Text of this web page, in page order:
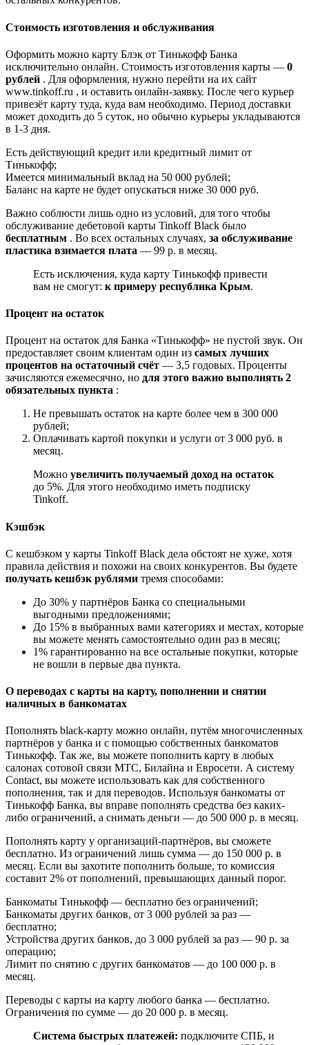
Стоимость изготовления и обслуживания
Оформить можно карту Блэк от Тинькофф Банка
исключительно онлайн. Стоимость изготовления карты — 0
рублей . Для оформления, нужно перейти на их сайт
www.tinkoff.ru , и оставить онлайн-заявку. После чего курьер
привезёт карту туда, куда вам необходимо. Период доставки
может доходить до 5 суток, но обычно курьеры укладываются
в 1-3 дня.
Есть действующий кредит или кредитный лимит от
Тинькофф;
Имеется минимальный вклад на 50 000 рублей;
Баланс на карте не будет опускаться ниже 30 000 руб.
Важно соблюсти лишь одно из условий, для того чтобы
обслуживание дебетовой карты Tinkoff Black было
бесплатным . Во всех остальных случаях, за обслуживание
пластика взимается плата — 99 р. в месяц.
Есть исключения, куда карту Тинькофф привести
вам не смогут: к примеру республика Крым.
Процент на остаток
Процент на остаток для Банка «Тинькофф» не пустой звук. Он
предоставляет своим клиентам один из самых лучших
процентов на остаточный счёт — 3,5 годовых. Проценты
зачисляются ежемесячно, но для этого важно выполнять 2
обязательных пункта :
Не превышать остаток на карте более чем в 300 000
рублей;
Оплачивать картой покупки и услуги от 3 000 руб. в
месяц.
Можно увеличить получаемый доход на остаток
до 5%. Для этого необходимо иметь подписку
Tinkoff.
Кэшбэк
С кешбэком у карты Tinkoff Black дела обстоят не хуже, хотя
правила действия и похожи на своих конкурентов. Вы будете
получать кешбэк рублями тремя способами:
До 30% у партнёров Банка со специальными
выгодными предложениями;
До 15% в выбранных вами категориях и местах, которые
вы можете менять самостоятельно один раз в месяц;
1% гарантированно на все остальные покупки, которые
не вошли в первые два пункта.
О переводах с карты на карту, пополнении и снятии
наличных в банкоматах
Пополнять black-карту можно онлайн, путём многочисленных
партнёров у банка и с помощью собственных банкоматов
Тинькофф. Так же, вы можете пополнить карту в любых
салонах сотовой связи МТС, Билайна и Евросети. А систему
Contact, вы можете использовать как для собственного
пополнения, так и для переводов. Используя банкоматы от
Тинькофф Банка, вы вправе пополнять средства без каких-
либо ограничений, а снимать деньги — до 500 000 р. в месяц.
Пополнять карту у организаций-партнёров, вы сможете
бесплатно. Из ограничений лишь сумма — до 150 000 р. в
месяц. Если вы захотите пополнить больше, то комиссия
составит 2% от пополнений, превышающих данный порог.
Банкоматы Тинькофф — бесплатно без ограничений;
Банкоматы других банков, от 3 000 рублей за раз —
бесплатно;
Устройства других банков, до 3 000 рублей за раз — 90 р. за
операцию;
Лимит по снятию с других банкоматов — до 100 000 р. в
месяц.
Переводы с карты на карту любого банка — бесплатно.
Ограничения по сумме — до 20 000 р. в месяц.
Система быстрых платежей: подключите СПБ, и